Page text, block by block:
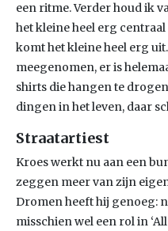
een ritme. Verder houd ik
het kleine heel erg
komt het kleine heel erg
meegenomen, er is
shirts die hangen te
dingen in het leven, daar
Straatartiest
Kroes werkt nu aan een
zeggen meer van zijn
Dromen heeft hij genoeg:
misschien wel een rol in